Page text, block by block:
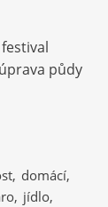
půdy
domácí
jídlo